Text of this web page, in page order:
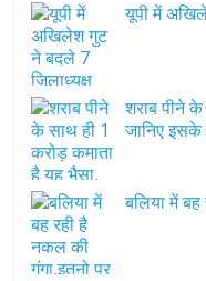
यूपी में
शराब पीने
जानिए इसके
बलिया में